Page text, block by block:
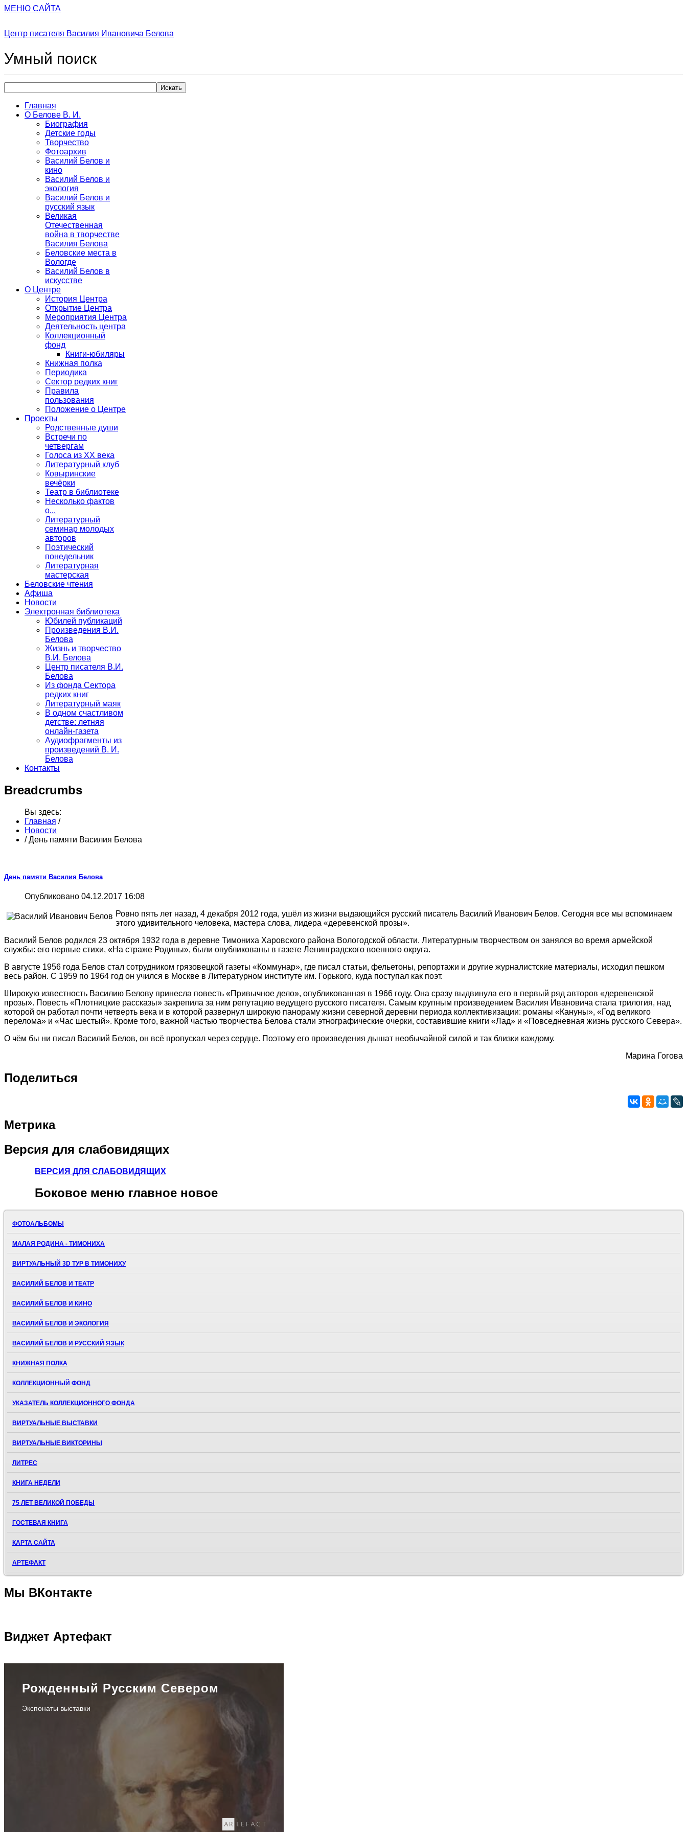
МЕНЮ САЙТА
Центр писателя Василия Ивановича Белова
Умный поиск
Искать
Главная
О Белове В. И.
Биография
Детские годы
Творчество
Фотоархив
Василий Белов и
кино
Василий Белов и
экология
Василий Белов и
русский язык
Великая
Отечественная
война в творчестве
Василия Белова
Беловские места в
Вологде
Василий Белов в
искусстве
О Центре
История Центра
Открытие Центра
Мероприятия Центра
Деятельность центра
Коллекционный
фонд
Книги-юбиляры
Книжная полка
Периодика
Сектор редких книг
Правила
пользования
Положение о Центре
Проекты
Родственные души
Встречи по
четвергам
Голоса из ХХ века
Литературный клуб
Ковыринские
вечёрки
Театр в библиотеке
Несколько фактов
о...
Литературный
семинар молодых
авторов
Поэтический
понедельник
Литературная
мастерская
Беловские чтения
Афиша
Новости
Электронная библиотека
Юбилей публикаций
Произведения В.И.
Белова
Жизнь и творчество
В.И. Белова
Центр писателя В.И.
Белова
Из фонда Сектора
редких книг
Литературный маяк
В одном счастливом
детстве: летняя
онлайн-газета
Аудиофрагменты из
произведений В. И.
Белова
Контакты
Breadcrumbs
Вы здесь:
Главная /
Новости
/ День памяти Василия Белова
День памяти Василия Белова
Опубликовано 04.12.2017 16:08
Ровно пять лет назад, 4 декабря 2012 года, ушёл из жизни выдающийся русский писатель Василий Иванович Белов. Сегодня все мы вспоминаем
этого удивительного человека, мастера слова, лидера «деревенской прозы».
Василий Белов родился 23 октября 1932 года в деревне Тимониха Харовского района Вологодской области. Литературным творчеством он занялся во время армейской
службы: его первые стихи, «На страже Родины», были опубликованы в газете Ленинградского военного округа.
В августе 1956 года Белов стал сотрудником грязовецкой газеты «Коммунар», где писал статьи, фельетоны, репортажи и другие журналистские материалы, исходил пешком
весь район. С 1959 по 1964 год он учился в Москве в Литературном институте им. Горького, куда поступал как поэт.
Широкую известность Василию Белову принесла повесть «Привычное дело», опубликованная в 1966 году. Она сразу выдвинула его в первый ряд авторов «деревенской
прозы». Повесть «Плотницкие рассказы» закрепила за ним репутацию ведущего русского писателя. Самым крупным произведением Василия Ивановича стала трилогия, над
которой он работал почти четверть века и в которой развернул широкую панораму жизни северной деревни периода коллективизации: романы «Кануны», «Год великого
перелома» и «Час шестый». Кроме того, важной частью творчества Белова стали этнографические очерки, составившие книги «Лад» и «Повседневная жизнь русского Севера».
О чём бы ни писал Василий Белов, он всё пропускал через сердце. Поэтому его произведения дышат необычайной силой и так близки каждому.
Марина Гогова
Поделиться
Метрика
Версия для слабовидящих
ВЕРСИЯ ДЛЯ СЛАБОВИДЯЩИХ
Боковое меню главное новое
ФОТОАЛЬБОМЫ
МАЛАЯ РОДИНА - ТИМОНИХА
ВИРТУАЛЬНЫЙ 3D ТУР В ТИМОНИХУ
ВАСИЛИЙ БЕЛОВ И ТЕАТР
ВАСИЛИЙ БЕЛОВ И КИНО
ВАСИЛИЙ БЕЛОВ И ЭКОЛОГИЯ
ВАСИЛИЙ БЕЛОВ И РУССКИЙ ЯЗЫК
КНИЖНАЯ ПОЛКА
КОЛЛЕКЦИОННЫЙ ФОНД
УКАЗАТЕЛЬ КОЛЛЕКЦИОННОГО ФОНДА
ВИРТУАЛЬНЫЕ ВЫСТАВКИ
ВИРТУАЛЬНЫЕ ВИКТОРИНЫ
ЛИТРЕС
КНИГА НЕДЕЛИ
75 ЛЕТ ВЕЛИКОЙ ПОБЕДЫ
ГОСТЕВАЯ КНИГА
КАРТА САЙТА
АРТЕФАКТ
Мы ВКонтакте
Виджет Артефакт
Рожденный Русским Севером
Экспонаты выставки